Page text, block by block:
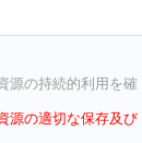
源の持続的利用を確
源の適切な保存及び